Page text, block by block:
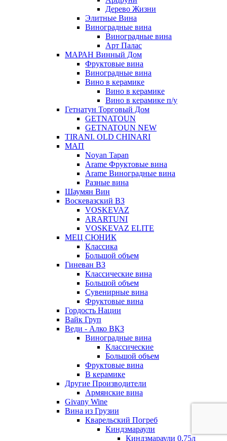
Дерево Жизни
Элитные Вина
Виноградные вина
Виноградные вина
Арт Палас
МАРАН Винный Дом
Фруктовые вина
Виноградные вина
Вино в керамике
Вино в керамике
Вино в керамике п/у
Гетнатун Торговый Дом
GETNATOUN
GETNATOUN NEW
TIRANI. OLD CHINARI
МАП
Noyan Tapan
Arame Фруктовые вина
Arame Виноградные вина
Разные вина
Шаумян Вин
Воскевазский ВЗ
VOSKEVAZ
ARARTUNI
VOSKEVAZ ELITE
МЕЦ СЮНИК
Классика
Большой объем
Гиневан ВЗ
Классические вина
Большой объем
Сувенирные вина
Фруктовые вина
Гордость Нации
Вайк Груп
Веди - Алко ВКЗ
Виноградные вина
Классические
Большой объем
Фруктовые вина
В керамике
Другие Производители
Армянские вина
Givany Wine
Вина из Грузии
Кварельский Погреб
Киндзмараули
Киндзмараули 0,75л